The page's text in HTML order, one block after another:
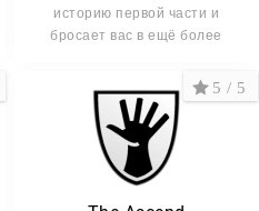
историю первой части и
бросает вас в ещё более
5 / 5